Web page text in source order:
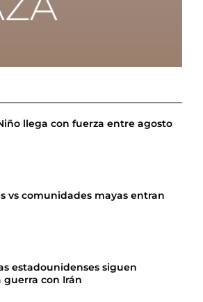
llega con fuerza entre agosto
vs comunidades mayas entran
estadounidenses siguen
con Irán